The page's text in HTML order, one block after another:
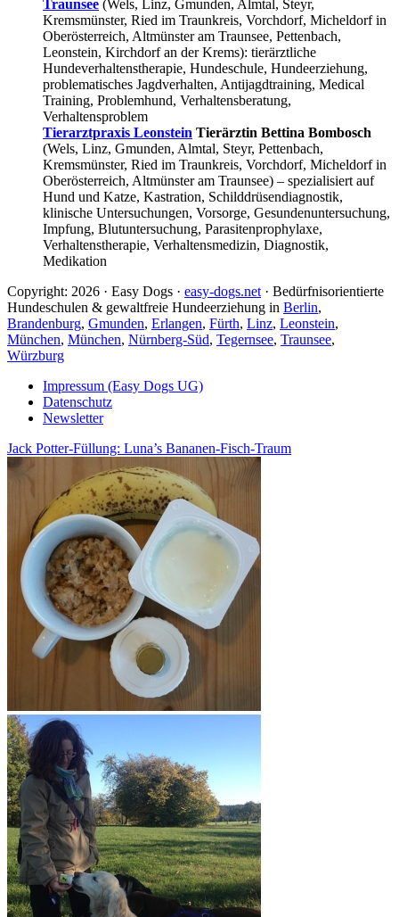
Traunsee (Wels, Linz, Gmunden, Almtal, Steyr,
Kremsmünster, Ried im Traunkreis, Vorchdorf, Micheldorf in
Oberösterreich, Altmünster am Traunsee, Pettenbach,
Leonstein, Kirchdorf an der Krems): tierärztliche
Hundeverhaltenstherapie, Hundeschule, Hundeerziehung,
problematisches Jagdverhalten, Antijagdtraining, Medical
Training, Problemhund, Verhaltensberatung,
Verhaltensproblem
Tierarztpraxis Leonstein Tierärztin Bettina Bombosch
(Wels, Linz, Gmunden, Almtal, Steyr, Pettenbach,
Kremsmünster, Ried im Traunkreis, Vorchdorf, Micheldorf in
Oberösterreich, Altmünster am Traunsee) – spezialisiert auf
Hund und Katze, Kastration, Schilddrüsendiagnostik,
klinische Untersuchungen, Vorsorge, Gesundenuntersuchung,
Impfung, Blutuntersuchung, Parasitenprophylaxe,
Verhaltenstherapie, Verhaltensmedizin, Diagnostik,
Medikation
Copyright: 2026 · Easy Dogs · easy-dogs.net · Bedürfnisorientierte
Hundeschulen & gewaltfreie Hundeerziehung in Berlin,
Brandenburg, Gmunden, Erlangen, Fürth, Linz, Leonstein,
München, München, Nürnberg-Süd, Tegernsee, Traunsee,
Würzburg
Impressum (Easy Dogs UG)
Datenschutz
Newsletter
Jack Potter-Füllung: Luna’s Bananen-Fisch-Traum